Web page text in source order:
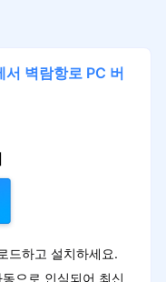
벽람항로 PC 버
드하고 설치하세요.
으로 인식되어 최신